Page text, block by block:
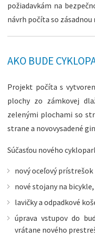
požiadavkám na
návrh počíta so
AKO BUDE
Projekt počíta s
plochy zo zámkovej
zelenými plochami so
strane a novovysadené
Súčasťou nového
nový oceľový prístrešok
nové stojany na bicykle,
lavičky a odpadkové
úprava vstupov do
vrátane nového